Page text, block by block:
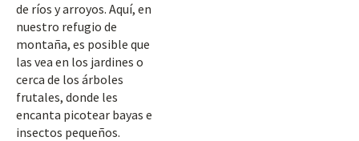
de ríos y arroyos. Aquí, en
nuestro refugio de
montaña, es posible que
las vea en los jardines o
cerca de los árboles
frutales, donde les
encanta picotear bayas e
insectos pequeños.